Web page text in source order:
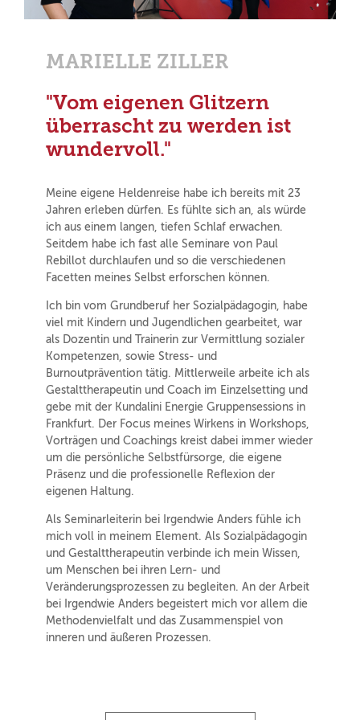
MARIELLE ZILLER
"Vom eigenen Glitzern
überrascht zu werden ist
wundervoll."
Meine eigene Heldenreise habe ich bereits mit 23
Jahren erleben dürfen. Es fühlte sich an, als würde
ich aus einem langen, tiefen Schlaf erwachen.
Seitdem habe ich fast alle Seminare von Paul
Rebillot durchlaufen und so die verschiedenen
Facetten meines Selbst erforschen können.
Ich bin vom Grundberuf her Sozialpädagogin, habe
viel mit Kindern und Jugendlichen gearbeitet, war
als Dozentin und Trainerin zur Vermittlung sozialer
Kompetenzen, sowie Stress- und
Burnoutprävention tätig. Mittlerweile arbeite ich als
Gestalttherapeutin und Coach im Einzelsetting und
gebe mit der Kundalini Energie Gruppensessions in
Frankfurt. Der Focus meines Wirkens in Workshops,
Vorträgen und Coachings kreist dabei immer wieder
um die persönliche Selbstfürsorge, die eigene
Präsenz und die professionelle Reflexion der
eigenen Haltung.
Als Seminarleiterin bei Irgendwie Anders fühle ich
mich voll in meinem Element. Als Sozialpädagogin
und Gestalttherapeutin verbinde ich mein Wissen,
um Menschen bei ihren Lern- und
Veränderungsprozessen zu begleiten. An der Arbeit
bei Irgendwie Anders begeistert mich vor allem die
Methodenvielfalt und das Zusammenspiel von
inneren und äußeren Prozessen.